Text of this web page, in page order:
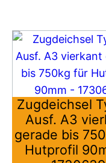
Zugdeichsel
Ausf. A3
gerade bis
Hutprofil